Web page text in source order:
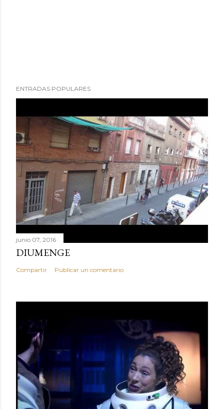
ENTRADAS POPULARES
junio 07, 2016
DIUMENGE
Compartir Publicar un comentario